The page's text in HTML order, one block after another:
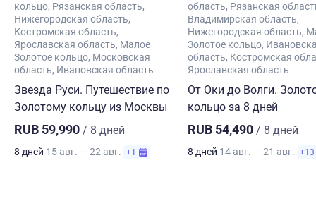
кольцо Рязанская область
Нижегородская область
Костромская область
Ярославская область Малое
Золотое кольцо Московская
область Ивановская область
Звезда Руси. Путешествие по
Золотому кольцу из Москвы
RUB 59,990 / 8 дней
8 дней 15 авг. — 22 авг. +1
область Рязанская
Владимирская область
Нижегородская область
Золотое кольцо
область Костромская
Ярославская область
От Оки до Волги.
кольцо за 8 дней
RUB 54,490 / 8 дней
8 дней 14 авг. — 21 авг. +13